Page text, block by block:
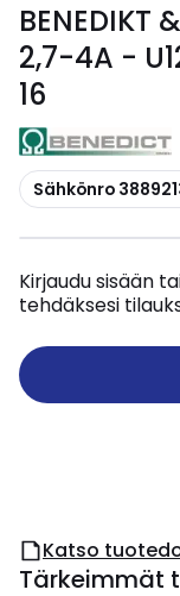
BENEDIKT
2,7-4A -
16
Kopioi
Sähkönro
Kirjaudu sisään
tehdäksesi
Katso
Tärkeimmät